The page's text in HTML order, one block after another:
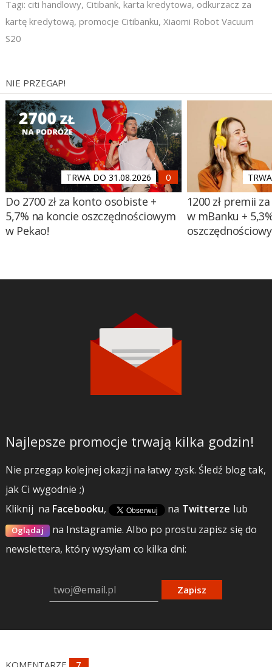
Tagi: citi handlowy, Citibank, karta kredytowa, odkurzacz za
kartę kredytową, promocje Citibanku, Xiaomi Robot Vacuum
S20
NIE PRZEGAP!
TRWA DO 31.08.2026
Do 2700 zł za konto osobiste +
5,7% na koncie oszczędnościowym
w Pekao!
1200 zł premii
w mBanku +
Najlepsze promocje trwają kilka godzin!
Nie przegap kolejnej okazji na łatwy zysk. Śledź blog tak,
jak Ci wygodnie ;)
Kliknij na Facebooku, na Twitterze lub
Oglądaj na Instagramie.Albo po prostu zapisz się do
newslettera, który wysyłam co kilka dni:
Zapisz
KOMENTARZE